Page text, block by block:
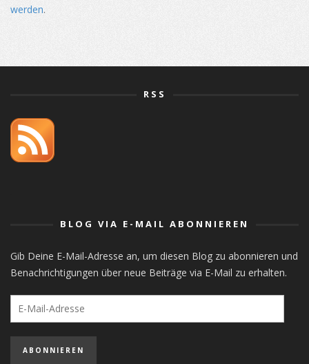
werden.
RSS
BLOG VIA E-MAIL ABONNIEREN
Gib Deine E-Mail-Adresse an, um diesen Blog zu abonnieren und
Benachrichtigungen über neue Beiträge via E-Mail zu erhalten.
Adresse
ABONNIEREN